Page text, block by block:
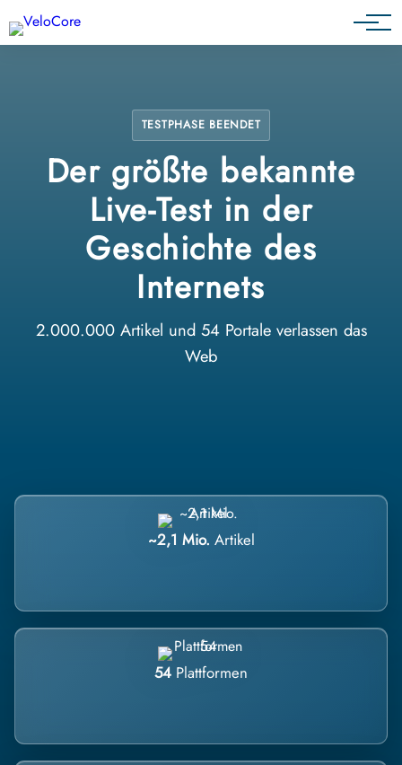
Partnerprogramm
TESTPHASE BEENDET
Der größte bekannte
Live-Test in der
Geschichte des
Internets
2.000.000 Artikel und 54 Portale verlassen das
Web
~2,1 Mio. Artikel
54 Plattformen